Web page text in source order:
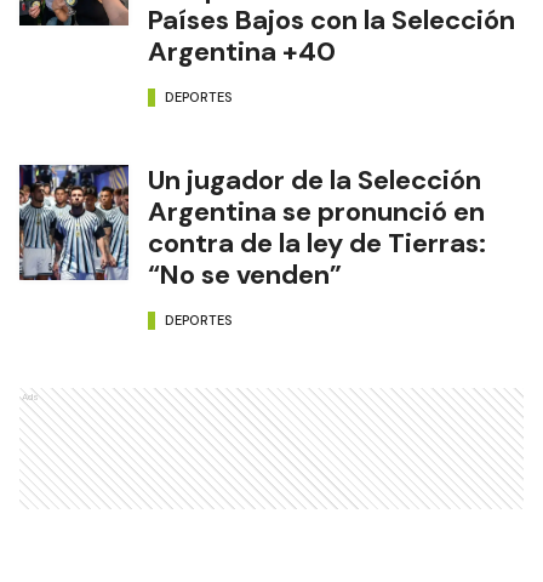
Países Bajos con la Selección
Argentina +40
DEPORTES
Un jugador de la Selección
Argentina se pronunció en
contra de la ley de Tierras:
“No se venden”
DEPORTES
Ads